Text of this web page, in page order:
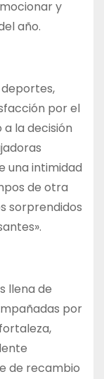
y
año.
por el
la decisión
una intimidad
de otra
sorprendidos
llena de
por
de recambio